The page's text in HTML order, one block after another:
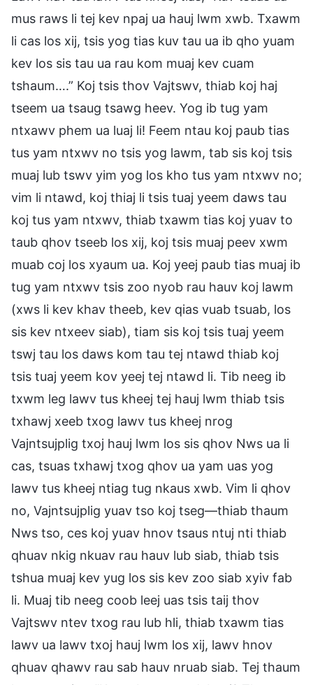
mus raws li tej kev npaj ua hauj lwm xwb. Txawm
li cas los xij, tsis yog tias kuv tau ua ib qho yuam
kev los sis tau ua rau kom muaj kev cuam
tshaum….” Koj tsis thov Vajtswv, thiab koj haj
tseem ua tsaug tsawg heev. Yog ib tug yam
ntxawv phem ua luaj li! Feem ntau koj paub tias
tus yam ntxwv no tsis yog lawm, tab sis koj tsis
muaj lub tswv yim yog los kho tus yam ntxwv no;
vim li ntawd, koj thiaj li tsis tuaj yeem daws tau
koj tus yam ntxwv, thiab txawm tias koj yuav to
taub qhov tseeb los xij, koj tsis muaj peev xwm
muab coj los xyaum ua. Koj yeej paub tias muaj ib
tug yam ntxwv tsis zoo nyob rau hauv koj lawm
(xws li kev khav theeb, kev qias vuab tsuab, los
sis kev ntxeev siab), tiam sis koj tsis tuaj yeem
tswj tau los daws kom tau tej ntawd thiab koj
tsis tuaj yeem kov yeej tej ntawd li. Tib neeg ib
txwm leg lawv tus kheej tej hauj lwm thiab tsis
txhawj xeeb txog lawv tus kheej nrog
Vajntsujplig txoj hauj lwm los sis qhov Nws ua li
cas, tsuas txhawj txog qhov ua yam uas yog
lawv tus kheej ntiag tug nkaus xwb. Vim li qhov
no, Vajntsujplig yuav tso koj tseg—thiab thaum
Nws tso, ces koj yuav hnov tsaus ntuj nti thiab
qhuav nkig nkuav rau hauv lub siab, thiab tsis
tshua muaj kev yug los sis kev zoo siab xyiv fab
li. Muaj tib neeg coob leej uas tsis taij thov
Vajtswv ntev txog rau lub hli, thiab txawm tias
lawv ua lawv txoj hauj lwm los xij, lawv hnov
qhuav qhawv rau sab hauv nruab siab. Tej thaum